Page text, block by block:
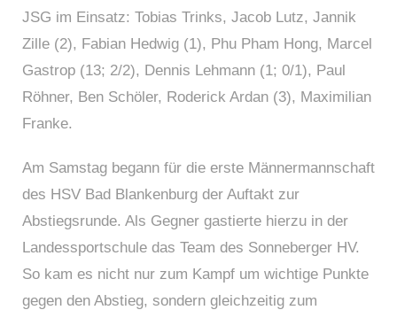
JSG im Einsatz: Tobias Trinks, Jacob Lutz, Jannik
Zille (2), Fabian Hedwig (1), Phu Pham Hong, Marcel
Gastrop (13; 2/2), Dennis Lehmann (1; 0/1), Paul
Röhner, Ben Schöler, Roderick Ardan (3), Maximilian
Franke.
Am Samstag begann für die erste Männermannschaft
des HSV Bad Blankenburg der Auftakt zur
Abstiegsrunde. Als Gegner gastierte hierzu in der
Landessportschule das Team des Sonneberger HV.
So kam es nicht nur zum Kampf um wichtige Punkte
gegen den Abstieg, sondern gleichzeitig zum